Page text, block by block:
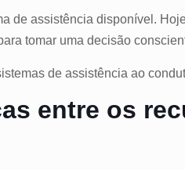
de assistência disponível.
tomar uma decisão
de assistência ao
entre os